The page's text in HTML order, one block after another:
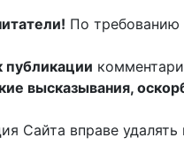
По требованию
высказывания,
Сайта вправе